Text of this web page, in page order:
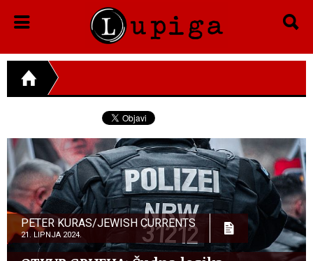
PETER KURAS/JEWISH CURRENTS
21. LIPNJA 2024.